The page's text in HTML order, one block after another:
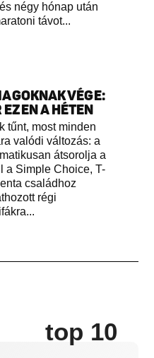
négy hónap után
távot...
VÉGE:
A HÉTEN
tűnt, most minden
valódi változás: a
átsorolja a
a Simple Choice, T-
családhoz
régi
top 10